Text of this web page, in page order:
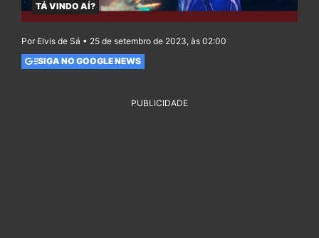
TÁ VINDO AÍ?
Por Elvis de Sá • 25 de setembro de 2023, às 02:00
SIGA NO GOOGLE NEWS
PUBLICIDADE